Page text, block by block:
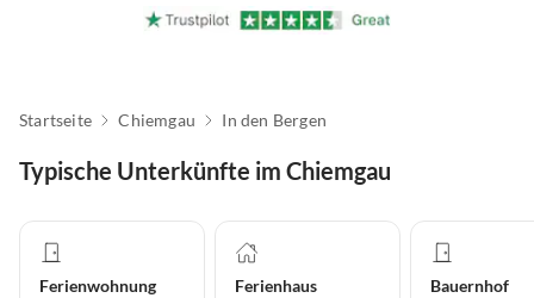
Startseite Chiemgau In den Bergen
Typische Unterkünfte im Chiemgau
Ferienwohnung Ferienhaus Bauernhof